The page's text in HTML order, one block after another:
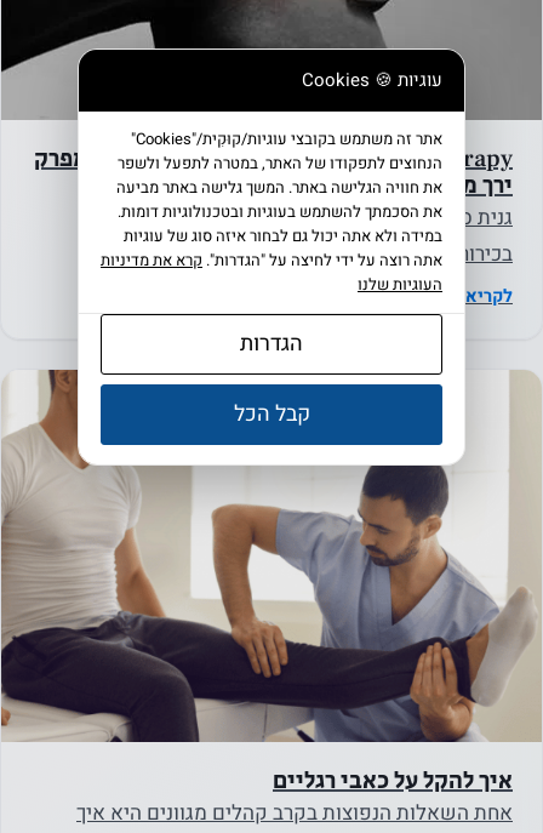
AposTherapy עבור מטופלים לאחר החלפת מפרק
ירך מלאה
גנית סגל, ירון בר-זיב, סטיבן ולקס, כתב העת למחקר
בכירורגיה אורתופדית 2013 18/7/2013 רקע מטרת
המחקר הייתה לבחון את…
לקריאת המאמר ←
איך להקל על כאבי רגליים
אחת השאלות הנפוצות בקרב קהלים מגוונים היא איך
עוגיות 🍪 Cookies
אתר זה משתמש בקובצי עוגיות/קוּקִית/"Cookies"
הנחוצים לתפקודו של האתר, במטרה לתפעל ולשפר
את חוויה הגלישה באתר. המשך גלישה באתר מביעה
את הסכמתך להשתמש בעוגיות ובטכנולוגיות דומות.
במידה ולא אתה יכול גם לבחור איזה סוג של עוגיות
אתה רוצה על ידי לחיצה על "הגדרות". קרא את מדיניות
העוגיות שלנו
הגדרות
קבל הכל